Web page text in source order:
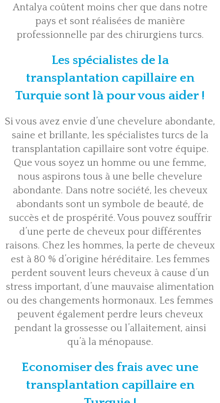
Antalya coûtent moins cher que dans notre
pays et sont réalisées de manière
professionnelle par des chirurgiens turcs.
Les spécialistes de la
transplantation capillaire en
Turquie sont là pour vous aider !
Si vous avez envie d’une chevelure abondante,
saine et brillante, les spécialistes turcs de la
transplantation capillaire sont votre équipe.
Que vous soyez un homme ou une femme,
nous aspirons tous à une belle chevelure
abondante. Dans notre société, les cheveux
abondants sont un symbole de beauté, de
succès et de prospérité. Vous pouvez souffrir
d’une perte de cheveux pour différentes
raisons. Chez les hommes, la perte de cheveux
est à 80 % d’origine héréditaire. Les femmes
perdent souvent leurs cheveux à cause d’un
stress important, d’une mauvaise alimentation
ou des changements hormonaux. Les femmes
peuvent également perdre leurs cheveux
pendant la grossesse ou l’allaitement, ainsi
qu’à la ménopause.
Economiser des frais avec une
transplantation capillaire en